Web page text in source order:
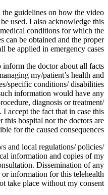
guidelines on how the video
used. I also acknowledge this
conditions for which the
can be obtained and the proper
be applied in emergency cases.
the doctor about all facts
my/patient’s health and
specific conditions/ disabilities
information would have any
diagnosis or treatment/
accept the fact that in case this
this hospital nor the doctors are
for the caused consequences.
and local regulations/ policies/
information and copies of my
Dissemination of any
information for this telehealth
take place without my consent.